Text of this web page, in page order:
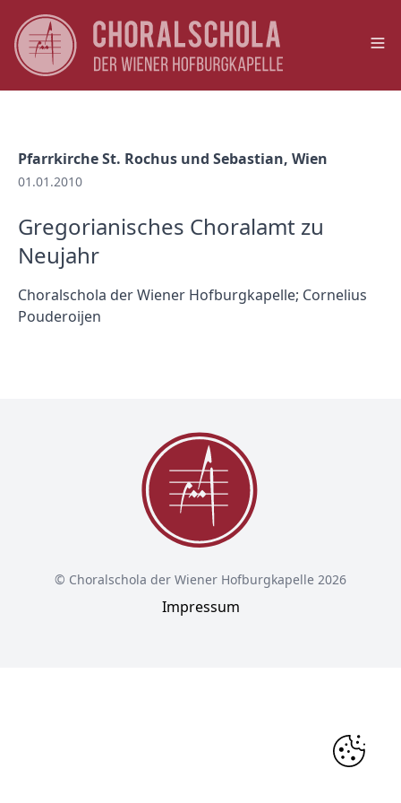
Pfarrkirche St. Rochus und Sebastian, Wien
01.01.2010
Gregorianisches Choralamt zu
Neujahr
Choralschola der Wiener Hofburgkapelle; Cornelius
Pouderoijen
© Choralschola der Wiener Hofburgkapelle 2026
Impressum